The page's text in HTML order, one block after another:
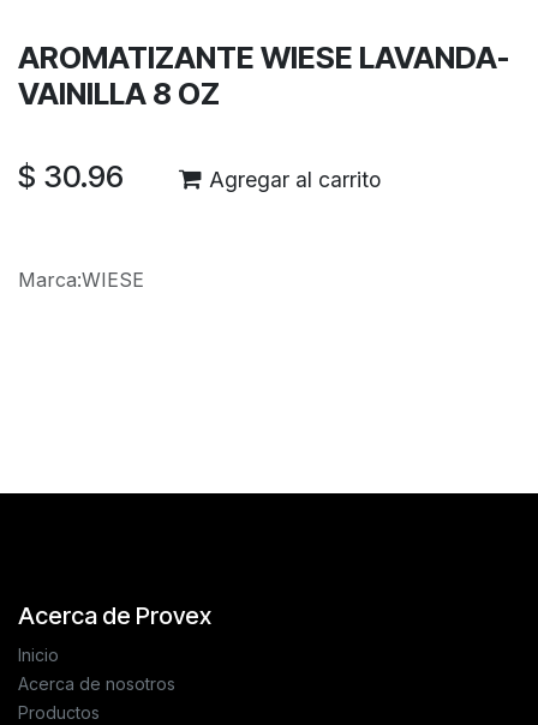
AROMATIZANTE WIESE LAVANDA-
VAINILLA 8 OZ
$ 30.96 Agregar al carrito
Marca:WIESE
Acerca de Provex
Inicio
Acerca de nosotros
Productos